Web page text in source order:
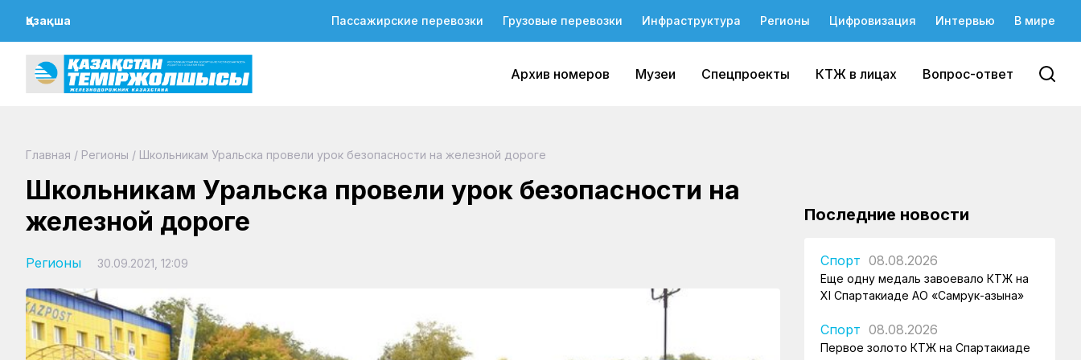
Қазақша Пассажирские перевозки Грузовые перевозки Инфраструктура Регионы Цифровизация Интервью В мире
Архив номеров Музеи Спецпроекты КТЖ в лицах Вопрос-ответ
Главная / Регионы / Школьникам Уральска провели урок безопасности на железной дороге
Школьникам Уральска провели урок безопасности на
железной дороге
Регионы 30.09.2021, 12:09
Последние новости
Спорт 08.08.2026
Еще одну медаль завоевало КТЖ на
XI Спартакиаде АО «Самрук-Қазына»
Спорт 08.08.2026
Первое золото КТЖ на Спартакиаде